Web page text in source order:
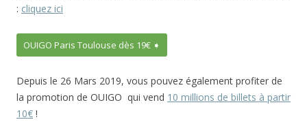
: cliquez ici
OUIGO Paris Toulouse dès 19€ ➧
Depuis le 26 Mars 2019, vous pouvez également profiter de
la promotion de OUIGO qui vend 10 millions de billets à partir
10€ !